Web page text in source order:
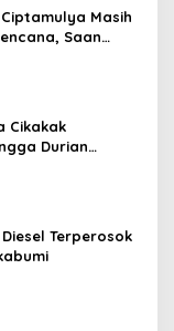
Masih
Saan
Cikakak
Durian
Terperosok